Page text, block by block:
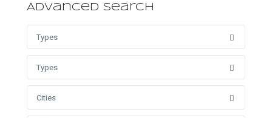
Advanced Search
Types
Types
Cities